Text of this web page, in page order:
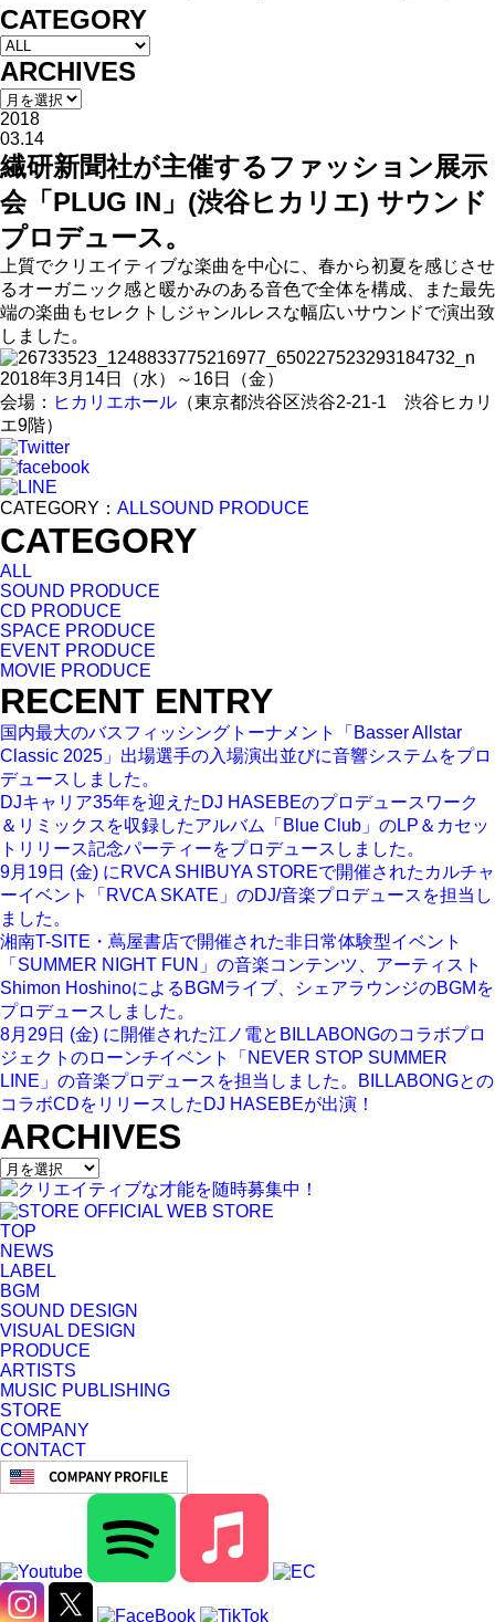
CATEGORY
ARCHIVES
2018
03.14
繊研新聞社が主催するファッション展示
会「PLUG IN」(渋谷ヒカリエ) サウンド
プロデュース。
上質でクリエイティブな楽曲を中心に、 春から初夏を感じさせ
るオーガニック感と暖かみのある音色で全体を構成、
また最先
端の楽曲もセレクトしジャンルレスな幅広いサウンドで演出致
しました。
2018年3月14日（水）～16日（金）
会場： ヒカリエホール （東京都渋谷区渋谷2-21-1 渋谷ヒカリ
エ9階）
CATEGORY： ALLSOUND PRODUCE
CATEGORY
ALL
SOUND PRODUCE
CD PRODUCE
SPACE PRODUCE
EVENT PRODUCE
MOVIE PRODUCE
RECENT ENTRY
国内最大のバスフィッシングトーナメント「Basser Allstar
Classic 2025」出場選手の入場演出並びに音響システムをプロ
デュースしました。
DJキャリア35年を迎えたDJ HASEBEのプロデュースワーク
＆リミックスを収録したアルバム「Blue Club」のLP＆カセッ
トリリース記念パーティーをプロデュースしました。
9月19日 (金) にRVCA SHIBUYA STOREで開催されたカルチャ
ーイベント「RVCA SKATE」のDJ/音楽プロデュースを担当し
ました。
湘南T-SITE・蔦屋書店で開催された非日常体験型イベント
「SUMMER NIGHT FUN」の音楽コンテンツ、アーティスト
Shimon HoshinoによるBGMライブ、シェアラウンジのBGMを
プロデュースしました。
8月29日 (金) に開催された江ノ電とBILLABONGのコラボプロ
ジェクトのローンチイベント「NEVER STOP SUMMER
LINE」の音楽プロデュースを担当しました。BILLABONGとの
コラボCDをリリースしたDJ HASEBEが出演！
ARCHIVES
TOP
NEWS
LABEL
BGM
SOUND DESIGN
VISUAL DESIGN
PRODUCE
ARTISTS
MUSIC PUBLISHING
STORE
COMPANY
CONTACT